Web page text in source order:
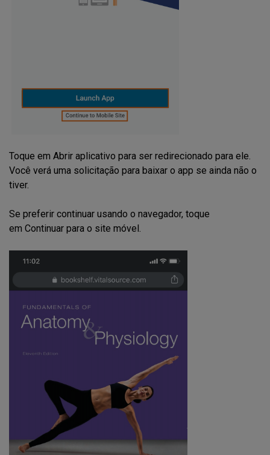
Toque em Abrir aplicativo para ser redirecionado para ele.
Você verá uma solicitação para baixar o app se ainda não o
tiver.
Se preferir continuar usando o navegador, toque
em Continuar para o site móvel.